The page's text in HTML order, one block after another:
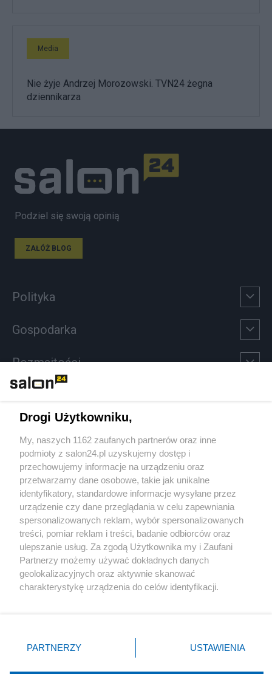
Media
Nie żyje Andrzej Morozowski. TVN24 żegna
dziennikarza
Podziel się swoją opinią
ZAŁÓŻ BLOG
Polityka
Gospodarka
Rozmaitości
Sport
Społeczeństwo
Kultura
X Facebook Instagram Youtube
Drogi Użytkowniku,
My, naszych 1162 zaufanych partnerów oraz inne
podmioty z salon24.pl uzyskujemy dostęp i
przechowujemy informacje na urządzeniu oraz
przetwarzamy dane osobowe, takie jak unikalne
identyfikatory, standardowe informacje wysyłane przez
urządzenie czy dane przeglądania w celu zapewniania
spersonalizowanych reklam, wybór spersonalizowanych
treści, pomiar reklam i treści, badanie odbiorców oraz
ulepszanie usług. Za zgodą Użytkownika my i Zaufani
Partnerzy możemy używać dokładnych danych
geolokalizacyjnych oraz aktywnie skanować
charakterystykę urządzenia do celów identyfikacji.
zmienić/wycofać klikając przycisk ustawień prywatności
znajdujący się w lewym dolnym rogu strony
rodzaje przetwarzania danych nie wymagają zgody
PARTNERZY USTAWIENIA